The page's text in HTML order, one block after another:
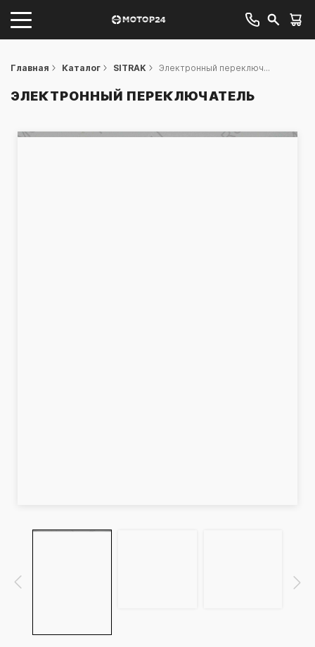
Главная Каталог SITRAK Электронный переключ...
ЭЛЕКТРОННЫЙ ПЕРЕКЛЮЧАТЕЛЬ